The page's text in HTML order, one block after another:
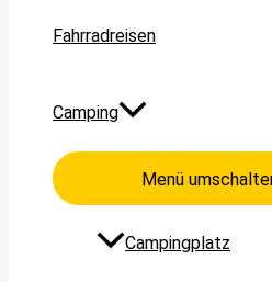
Fahrradreisen
Camping
Menü
Campingplatz